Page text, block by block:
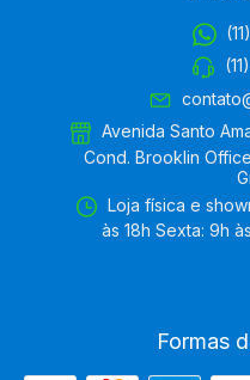
Avenida Santo
Cond. Brooklin
Loja física e
às 18h Sexta: 9h
Formas